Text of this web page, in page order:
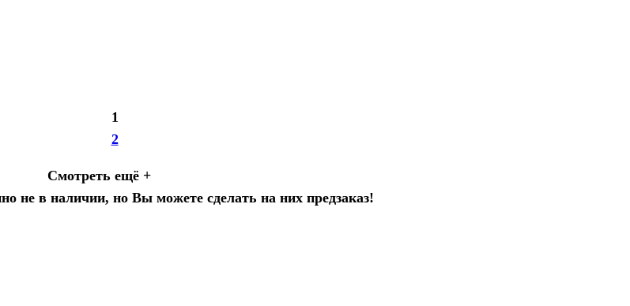
1
2
Смотреть ещё +
не в наличии, но Вы можете сделать на них предзаказ!